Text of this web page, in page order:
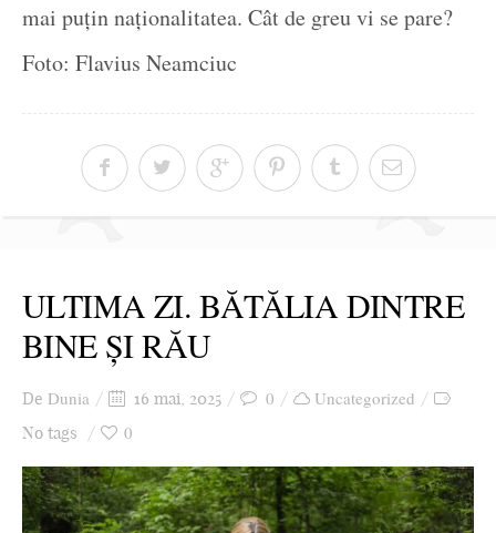
mai puțin naționalitatea. Cât de greu vi se pare?
Foto: Flavius Neamciuc
ULTIMA ZI. BĂTĂLIA DINTRE
BINE ȘI RĂU
De Dunia 16 mai, 2025 0 Uncategorized
No tags 0